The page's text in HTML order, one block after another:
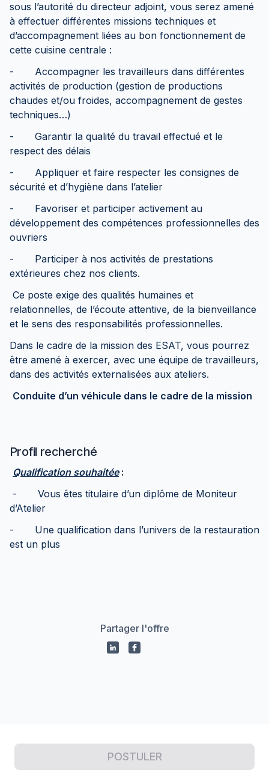
sous l’autorité du directeur adjoint, vous serez amené
à effectuer différentes missions techniques et
d’accompagnement liées au bon fonctionnement de
cette cuisine centrale :
- Accompagner les travailleurs dans différentes
activités de production (gestion de productions
chaudes et/ou froides, accompagnement de gestes
techniques…)
- Garantir la qualité du travail effectué et le
respect des délais
- Appliquer et faire respecter les consignes de
sécurité et d’hygiène dans l’atelier
- Favoriser et participer activement au
développement des compétences professionnelles des
ouvriers
- Participer à nos activités de prestations
extérieures chez nos clients.
Ce poste exige des qualités humaines et
relationnelles, de l’écoute attentive, de la bienveillance
et le sens des responsabilités professionnelles.
Dans le cadre de la mission des ESAT, vous pourrez
être amené à exercer, avec une équipe de travailleurs,
dans des activités externalisées aux ateliers.
Conduite d’un véhicule dans le cadre de la mission
Profil recherché
Qualification souhaitée:
- Vous êtes titulaire d’un diplôme de Moniteur
d’Atelier
- Une qualification dans l’univers de la restauration
est un plus
POSTULER
Partager l'offre
Propulsé par